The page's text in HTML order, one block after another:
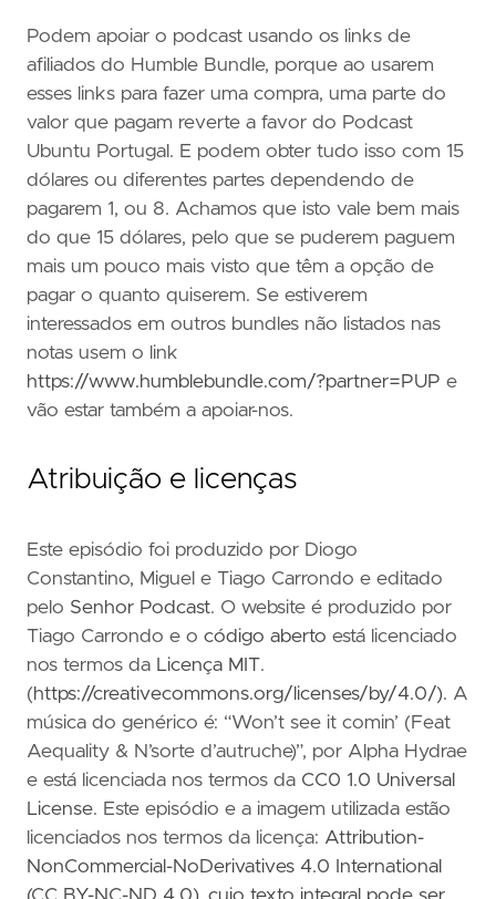
Podem apoiar o podcast usando os links de
afiliados do Humble Bundle, porque ao usarem
esses links para fazer uma compra, uma parte do
valor que pagam reverte a favor do Podcast
Ubuntu Portugal. E podem obter tudo isso com 15
dólares ou diferentes partes dependendo de
pagarem 1, ou 8. Achamos que isto vale bem mais
do que 15 dólares, pelo que se puderem paguem
mais um pouco mais visto que têm a opção de
pagar o quanto quiserem. Se estiverem
interessados em outros bundles não listados nas
notas usem o link
https://www.humblebundle.com/?partner=PUP e
vão estar também a apoiar-nos.
Atribuição e licenças
Este episódio foi produzido por Diogo
Constantino, Miguel e Tiago Carrondo e editado
pelo Senhor Podcast. O website é produzido por
Tiago Carrondo e o código aberto está licenciado
nos termos da Licença MIT.
(https://creativecommons.org/licenses/by/4.0/). A
música do genérico é: “Won’t see it comin’ (Feat
Aequality & N’sorte d’autruche)”, por Alpha Hydrae
e está licenciada nos termos da CC0 1.0 Universal
License. Este episódio e a imagem utilizada estão
licenciados nos termos da licença: Attribution-
NonCommercial-NoDerivatives 4.0 International